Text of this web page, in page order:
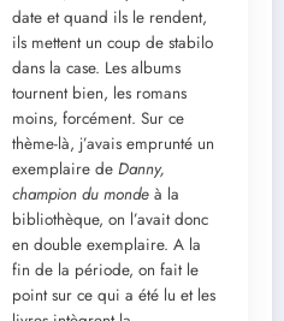
date et quand ils le rendent,
ils mettent un coup de stabilo
dans la case. Les albums
tournent bien, les romans
moins, forcément. Sur ce
thème-là, j’avais emprunté un
exemplaire de Danny,
champion du mondeà la
bibliothèque, on l’avait donc
en double exemplaire. A la
fin de la période, on fait le
point sur ce qui a été lu et les